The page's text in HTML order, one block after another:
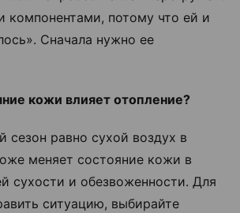
компонентами, потому что ей и
Сначала нужно ее
кожи влияет отопление?
равно сухой воздух в
меняет состояние кожи в
сухости и обезвоженности. Для
ситуацию, выбирайте